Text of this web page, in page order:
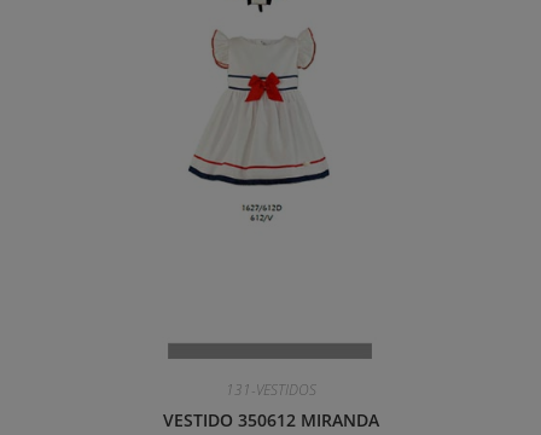
131-VESTIDOS
VESTIDO 350612 MIRANDA